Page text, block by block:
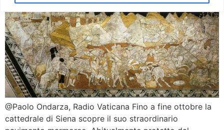
@Paolo Ondarza, Radio Vaticana Fino a fine ottobre la
cattedrale di Siena scopre il suo straordinario